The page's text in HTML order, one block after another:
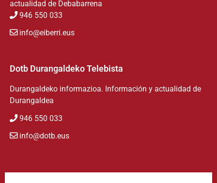
actualidad de Debabarrena
946 550 033
info@eiberri.eus
Dotb Durangaldeko Telebista
Durangaldeko informazioa. Información y actualidad de
Durangaldea
946 550 033
info@dotb.eus